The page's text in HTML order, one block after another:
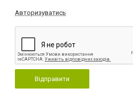
Авторизуватись
Відправити